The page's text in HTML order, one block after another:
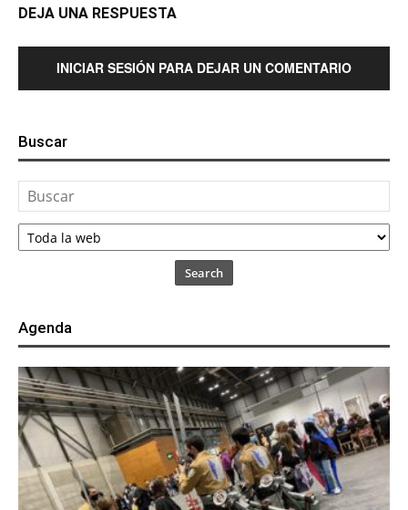
DEJA UNA RESPUESTA
INICIAR SESIÓN PARA DEJAR UN COMENTARIO
Buscar
Search
Agenda